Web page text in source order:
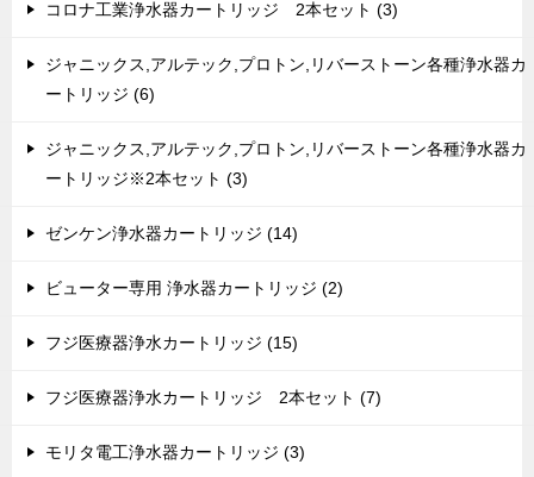
コロナ工業浄水器カートリッジ 2本セット (3)
ジャニックス,アルテック,プロトン,リバーストーン各種浄水器カ
ートリッジ (6)
ジャニックス,アルテック,プロトン,リバーストーン各種浄水器カ
ートリッジ※2本セット (3)
ゼンケン浄水器カートリッジ (14)
ビューター専用 浄水器カートリッジ (2)
フジ医療器浄水カートリッジ (15)
フジ医療器浄水カートリッジ 2本セット (7)
モリタ電工浄水器カートリッジ (3)